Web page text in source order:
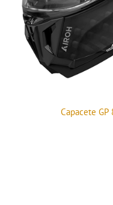
Capacete GP